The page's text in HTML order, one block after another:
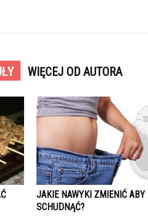
WIĘCEJ OD AUTORA
JAKIE NAWYKI ZMIENIĆ ABY
SCHUDNĄĆ?